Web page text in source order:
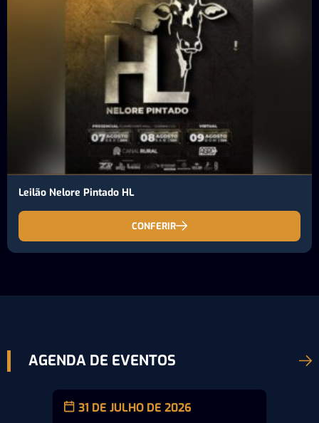
Leilão Nelore Pintado HL
CONFERIR
AGENDA DE EVENTOS
31 DE JULHO DE 2026